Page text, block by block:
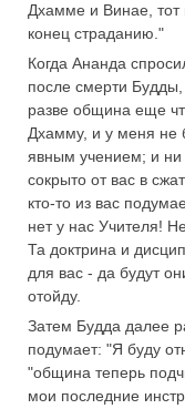
Дхамме и Винае, тот
конец страданию."
Когда Ананда
после смерти Будды,
разве община еще
Дхамму, и у меня не
явным учением; и ни
сокрыто от вас в
кто-то из вас
нет у нас Учителя!
Та доктрина и
для вас - да будут
отойду.
Затем Будда далее
подумает: "Я буду
"община теперь
мои последние